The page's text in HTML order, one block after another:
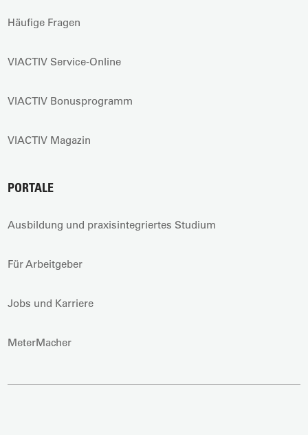
Häufige Fragen
VIACTIV Service-Online
VIACTIV Bonusprogramm
VIACTIV Magazin
PORTALE
Ausbildung und praxisintegriertes Studium
Für Arbeitgeber
Jobs und Karriere
MeterMacher